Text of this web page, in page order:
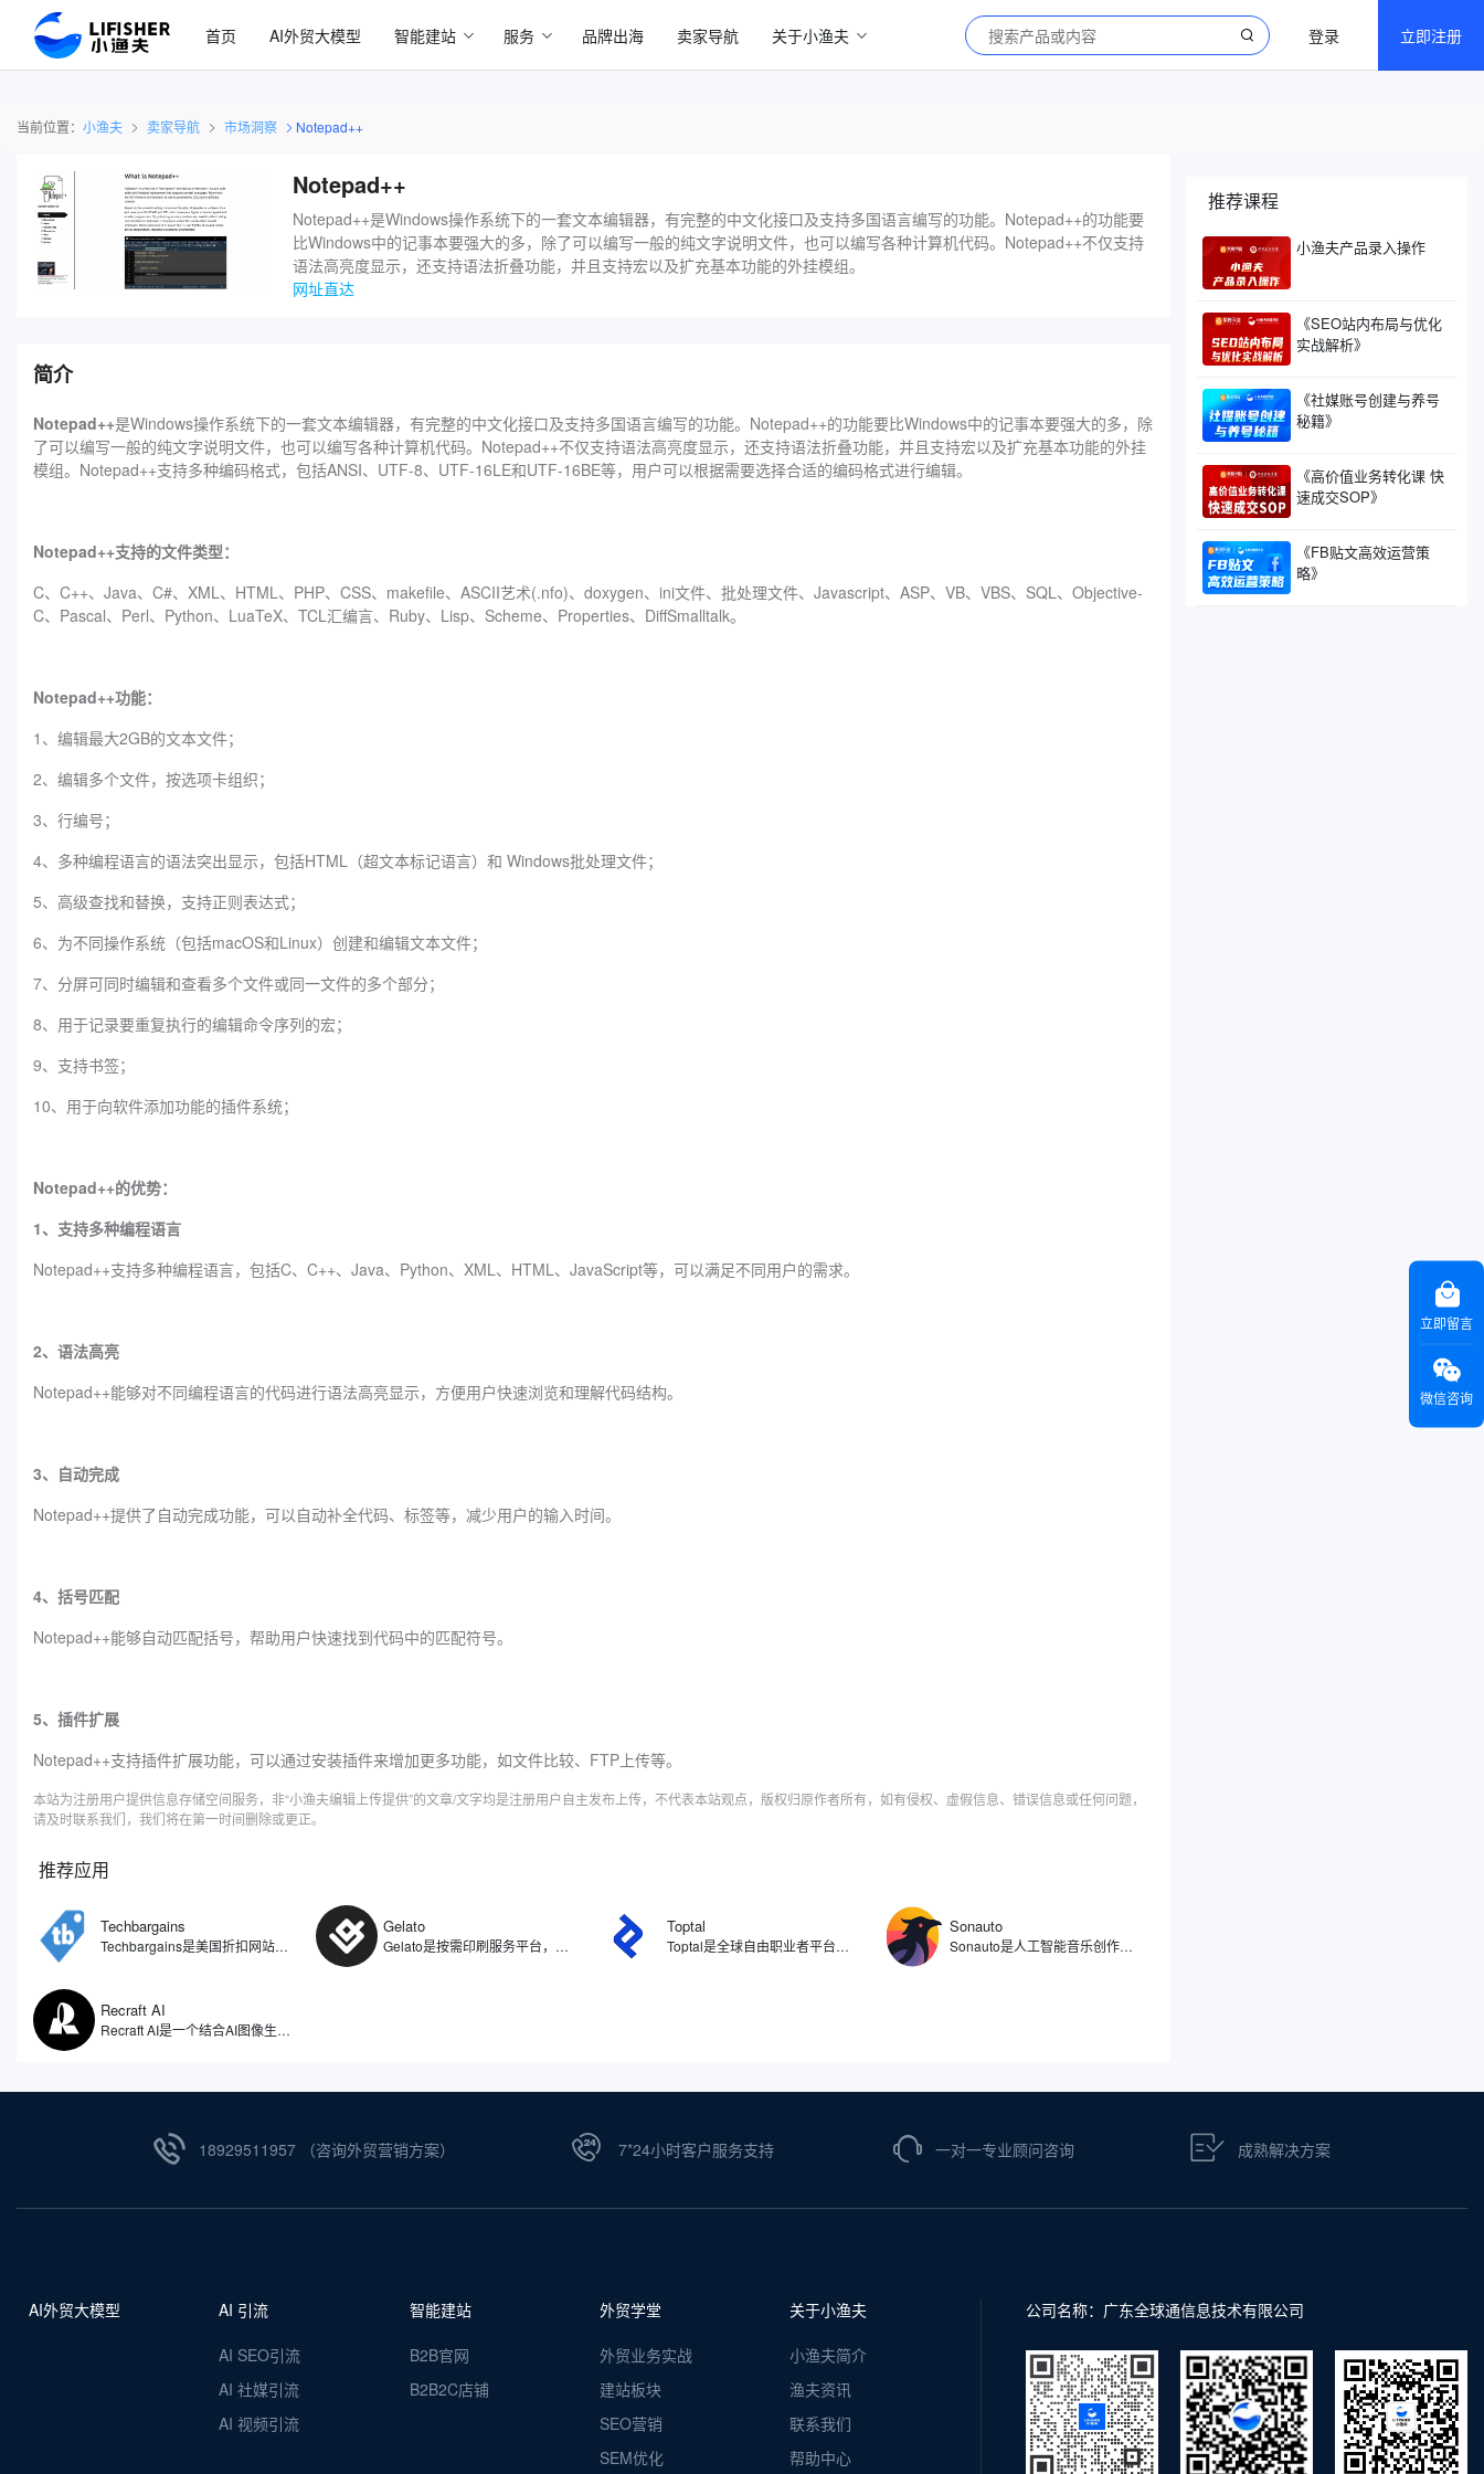
首页 AI外贸大模型 智能建站 服务 品牌出海 卖家导航 关于小渔夫 登录 立即注册
当前位置： 小渔夫 卖家导航 市场洞察 Notepad++
Notepad++
Notepad++是Windows操作系统下的一套文本编辑器，有完整的中文化接口及支持多国语言编写的功能。Notepad++的功能要
比Windows中的记事本要强大的多，除了可以编写一般的纯文字说明文件，也可以编写各种计算机代码。Notepad++不仅支持
语法高亮度显示，还支持语法折叠功能，并且支持宏以及扩充基本功能的外挂模组。
网址直达
简介
Notepad++是Windows操作系统下的一套文本编辑器，有完整的中文化接口及支持多国语言编写的功能。Notepad++的功能要比Windows中的记事本要强大的多，除
了可以编写一般的纯文字说明文件，也可以编写各种计算机代码。Notepad++不仅支持语法高亮度显示，还支持语法折叠功能，并且支持宏以及扩充基本功能的外挂
模组。Notepad++支持多种编码格式，包括ANSI、UTF-8、UTF-16LE和UTF-16BE等，用户可以根据需要选择合适的编码格式进行编辑。
Notepad++支持的文件类型：
C、C++、Java、C#、XML、HTML、PHP、CSS、makefile、ASCII艺术(.nfo)、doxygen、ini文件、批处理文件、Javascript、ASP、VB、VBS、SQL、Objective-
C、Pascal、Perl、Python、LuaTeX、TCL汇编言、Ruby、Lisp、Scheme、Properties、DiffSmalltalk。
Notepad++功能：
1、编辑最大2GB的文本文件；
2、编辑多个文件，按选项卡组织；
3、行编号；
4、多种编程语言的语法突出显示，包括HTML（超文本标记语言）和 Windows批处理文件；
5、高级查找和替换，支持正则表达式；
6、为不同操作系统（包括macOS和Linux）创建和编辑文本文件；
7、分屏可同时编辑和查看多个文件或同一文件的多个部分；
8、用于记录要重复执行的编辑命令序列的宏；
9、支持书签；
10、用于向软件添加功能的插件系统；
Notepad++的优势：
1、支持多种编程语言
Notepad++支持多种编程语言，包括C、C++、Java、Python、XML、HTML、JavaScript等，可以满足不同用户的需求。
2、语法高亮
Notepad++能够对不同编程语言的代码进行语法高亮显示，方便用户快速浏览和理解代码结构。
3、自动完成
Notepad++提供了自动完成功能，可以自动补全代码、标签等，减少用户的输入时间。
4、括号匹配
Notepad++能够自动匹配括号，帮助用户快速找到代码中的匹配符号。
5、插件扩展
Notepad++支持插件扩展功能，可以通过安装插件来增加更多功能，如文件比较、FTP上传等。
本站为注册用户提供信息存储空间服务，非“小渔夫编辑上传提供”的文章/文字均是注册用户自主发布上传，不代表本站观点，版权归原作者所有，如有侵权、虚假信息、错误信息或任何问题，
请及时联系我们，我们将在第一时间删除或更正。
推荐应用
Techbargains
Techbargains是美国折扣网站，是美国主流的折扣网站之一，为消费者提供最优惠的价格和优惠券。主要汇集了互联网上的电子产品、家居用品以及其他各种类别商品的优惠券、折扣代码和特价促销信息。与其他折扣分享网站不同之处在于，Techbargains的内容是由网站编辑团队筛选并发布的，而非用户生成内容，意味着所有的优惠信息都是经过审核的专业团队挑选出来的。
Gelato
Gelato是按需印刷服务平台，与全球32个国家的140多个本地生产合作伙伴网络，提供从设计、生产到物流的一站式按需生产服务。支持包括服装、家居装饰、文具、礼品等在内的200多种产品的定制化生产，将订单自动分配给距离客户最近的工厂，实现72小时内快速交付。此外，Gelato并支持与Shopify、Etsy、Amazon等主流电商平台无缝对接。
Toptal
Toptal是全球自由职业者平台，为企业提供严格筛选的顶尖自由职业人才，涵盖软件工程师、设计师、财务专家、产品经理和项目经理等多个领域。Toptal有严格的筛选过程，申请者需通过多轮测试，包括语言能力、技能评估和项目模拟等环节，从而确保每一位加入的自由职业者都具备卓越的技术能力和专业素养，让客户找到合适的专业人员。
Sonauto
Sonauto是人工智能音乐创作平台，能够将您的文本、歌词、旋律想法以及是简单的情绪描述，转化成有特定风格和完整结构的音乐作品。与传统的音乐制作软件不同，Sonauto经过大量音乐数据的学习训练，能理解音乐的构成元素，既能根据提示生成民谣、摇滚、电子等多元风格的原创音乐，又提供编辑，让用户自由调整旋律、节奏和乐器组合。
Recraft AI
Recraft AI是一个结合AI图像生成、矢量设计和品牌视觉管理的在线设计工具，它不仅可以生成图片，还可以直接输出SVG矢量图、品牌图标、UI设计元素以及营销素材，覆盖图标、插画、海报、产品原型、3D视觉等多种设计场景。相比一些偏向艺术创作的AI图像生成工具，Recraft AI更偏向商业设计和品牌设计领域。
推荐课程
小渔夫产品录入操作
《SEO站内布局与优化
实战解析》
《社媒账号创建与养号
秘籍》
《高价值业务转化课 快
速成交SOP》
《FB贴文高效运营策
略》
18929511957 （咨询外贸营销方案） 7*24小时客户服务支持 一对一专业顾问咨询 成熟解决方案
AI外贸大模型 AI 引流
AI SEO引流
AI 社媒引流
AI 视频引流
智能建站
B2B官网
B2B2C店铺
外贸学堂
外贸业务实战
建站板块
SEO营销
SEM优化
关于小渔夫
小渔夫简介
渔夫资讯
联系我们
帮助中心
公司名称：广东全球通信息技术有限公司
立即留言
微信咨询